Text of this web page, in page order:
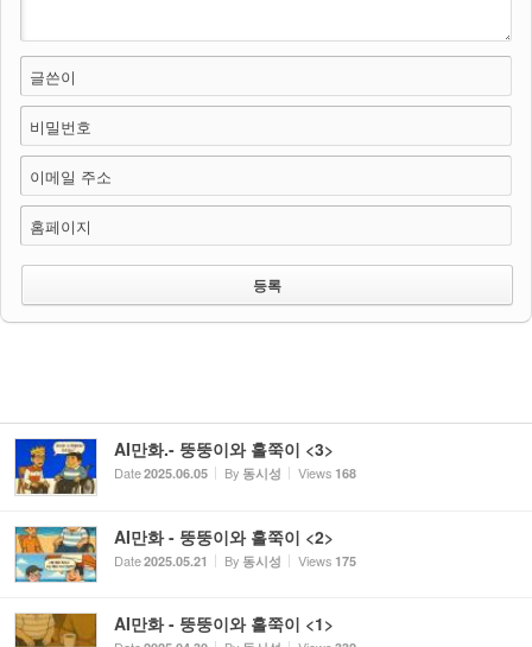
글쓴이
비밀번호
이메일 주소
홈페이지
AI만화.- 뚱뚱이와 홀쭉이 <3>
Date2025.06.05 By 동시성 Views 168
AI만화 - 뚱뚱이와 홀쭉이 <2>
Date2025.05.21 By 동시성 Views 175
AI만화 - 뚱뚱이와 홀쭉이 <1>